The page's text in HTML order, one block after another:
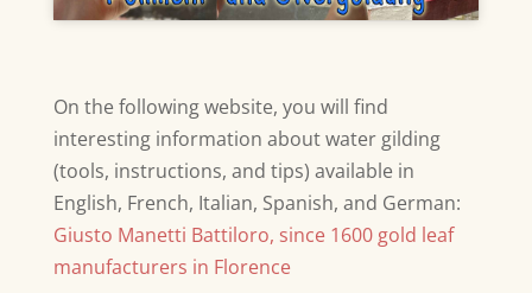
On the following website, you will find
interesting information about water gilding
(tools, instructions, and tips) available in
English, French, Italian, Spanish, and German:
Giusto Manetti Battiloro, since 1600 gold leaf
manufacturers in Florence